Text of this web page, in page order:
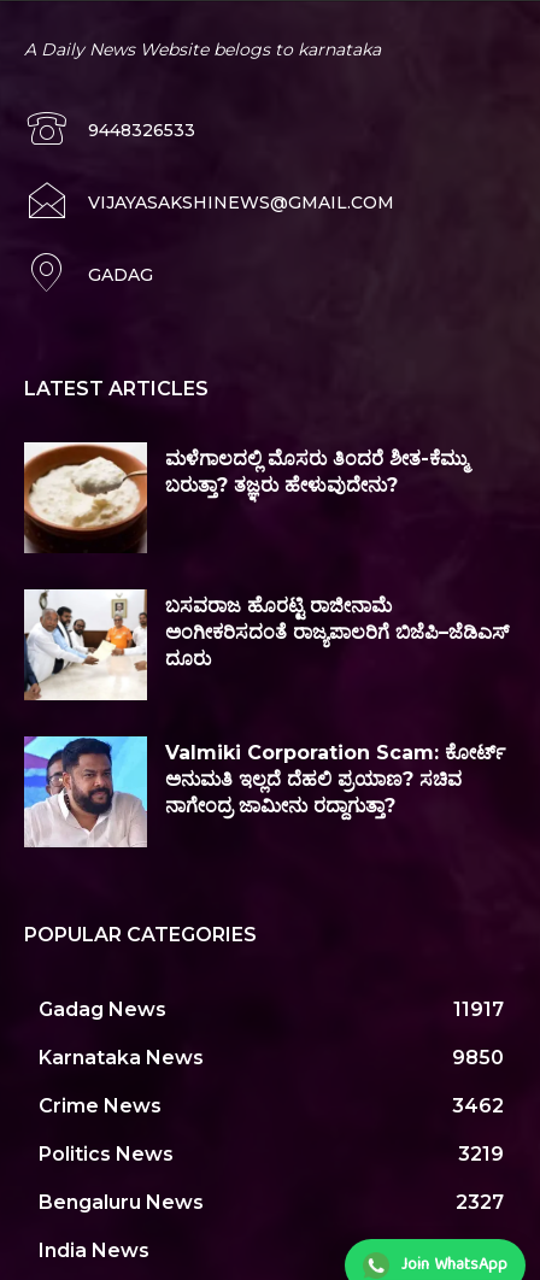
A Daily News Website belogs to karnataka
9448326533
VIJAYASAKSHINEWS@GMAIL.COM
GADAG
LATEST ARTICLES
ಮಳೆಗಾಲದಲ್ಲಿ ಮೊಸರು ತಿಂದರೆ ಶೀತ-ಕೆಮ್ಮು
ಬರುತ್ತಾ? ತಜ್ಞರು ಹೇಳುವುದೇನು?
ಬಸವರಾಜ ಹೊರಟ್ಟಿ ರಾಜೀನಾಮೆ
ಅಂಗೀಕರಿಸದಂತೆ ರಾಜ್ಯಪಾಲರಿಗೆ ಬಿಜೆಪಿ–ಜೆಡಿಎಸ್
ದೂರು
Valmiki Corporation Scam: ಕೋರ್ಟ್
ಅನುಮತಿ ಇಲ್ಲದೆ ದೆಹಲಿ ಪ್ರಯಾಣ? ಸಚಿವ
ನಾಗೇಂದ್ರ ಜಾಮೀನು ರದ್ದಾಗುತ್ತಾ?
POPULAR CATEGORIES
Gadag News 11917
Karnataka News 9850
Crime News 3462
Politics News 3219
Bengaluru News 2327
India News
Join WhatsApp